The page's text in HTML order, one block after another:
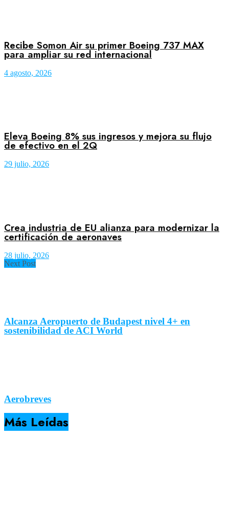
Recibe Somon Air su primer Boeing 737 MAX
para ampliar su red internacional
4 agosto, 2026
Eleva Boeing 8% sus ingresos y mejora su flujo
de efectivo en el 2Q
29 julio, 2026
Crea industria de EU alianza para modernizar la
certificación de aeronaves
28 julio, 2026
Next Post
Alcanza Aeropuerto de Budapest nivel 4+ en
sostenibilidad de ACI World
Aerobreves
Más Leídas